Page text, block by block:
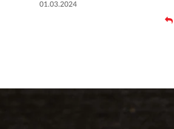
01.03.2024